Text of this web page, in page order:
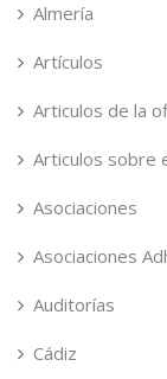
Almería
Artículos
Articulos de la
Articulos sobre
Asociaciones
Asociaciones
Auditorías
Cádiz